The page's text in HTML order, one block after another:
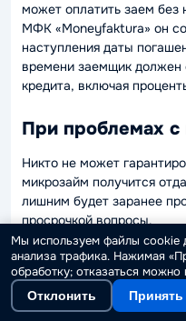
может оплатить заем
МФК «Moneyfaktura» он
наступления даты
времени заемщик
кредита, включая
При проблемах с
Никто не может
микрозайм получится
лишним будет заранее
просрочкой вопросы.
Условия пролонгации
Заемщик может продлить
оплату за продление.
Мы используем файлы cookie
анализа трафика. Нажимая
обработку; отказаться можно
Отклонить Принять